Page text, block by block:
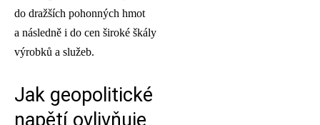
do dražších pohonných hmot
a následně i do cen široké škály
výrobků a služeb.
Jak geopolitické
napětí ovlivňuje